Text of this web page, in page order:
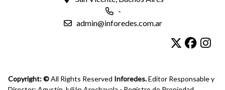
-
admin@inforedes.com.ar
Copyright: ©All Rights Reserved Inforedes.Editor Responsable y